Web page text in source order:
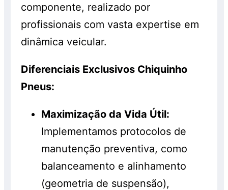
componente, realizado por
profissionais com vasta expertise em
dinâmica veicular.
Diferenciais Exclusivos Chiquinho
Pneus:
Maximização da Vida Útil:
Implementamos protocolos de
manutenção preventiva, como
balanceamento e alinhamento
(geometria de suspensão),